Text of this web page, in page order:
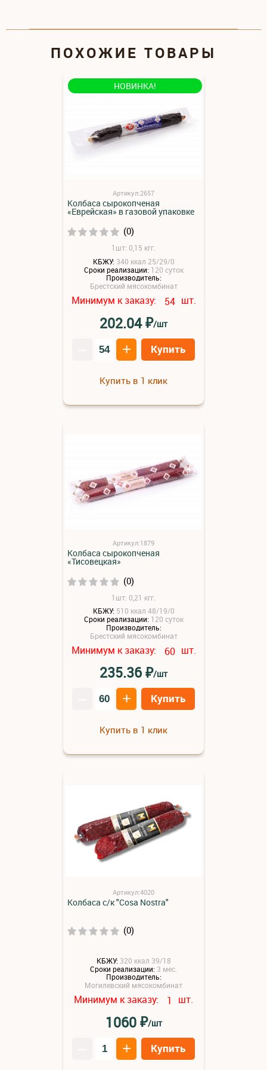
ПОХОЖИЕ ТОВАРЫ
НОВИНКА!
Артикул:2657
Колбаса сырокопченая
«Еврейская» в газовой упаковке
(0)
1шт: 0,15 кгг.
КБЖУ: 340 ккал 25/29/0
Сроки реализации: 120 суток
Производитель:
Брестский мясокомбинат
Минимум к заказу: 54 шт.
202.04₽/шт
+ Купить
Купить в 1 клик
Артикул:1879
Колбаса сырокопченая
«Тисовецкая»
(0)
1шт: 0,21 кгг.
КБЖУ: 510 ккал 48/19/0
Сроки реализации: 120 суток
Производитель:
Брестский мясокомбинат
Минимум к заказу: 60 шт.
235.36₽/шт
+ Купить
Купить в 1 клик
Артикул:4020
Колбаса с/к "Cosa Nostra"
(0)
КБЖУ: 320 ккал 39/18
Сроки реализации: 3 мес.
Производитель:
Могилевский мясокомбинат
Минимум к заказу: 1 шт.
1060₽/шт
+ Купить